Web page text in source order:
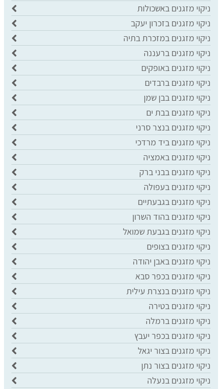
ניקוי מזגנים באשכולות
ניקוי מזגנים בזכרון יעקב
ניקוי מזגנים במזכרת בתיה
ניקוי מזגנים ברעננה
ניקוי מזגנים באופקים
ניקוי מזגנים ברבדים
ניקוי מזגנים בבן שמן
ניקוי מזגנים בבת ים
ניקוי מזגנים בנצר סרני
ניקוי מזגנים ביד מרדכי
ניקוי מזגנים באמציה
ניקוי מזגנים בבני ברק
ניקוי מזגנים בעפולה
ניקוי מזגנים בגבעתיים
ניקוי מזגנים בהוד השרון
ניקוי מזגנים בגבעת שמואל
ניקוי מזגנים בצופים
ניקוי מזגנים באבן יהודה
ניקוי מזגנים בכפר סבא
ניקוי מזגנים בנצרת עילית
ניקוי מזגנים בטירה
ניקוי מזגנים ברמלה
ניקוי מזגנים בכפר יעבץ
ניקוי מזגנים בצור יגאל
ניקוי מזגנים בצור נתן
ניקוי מזגנים בנעלה